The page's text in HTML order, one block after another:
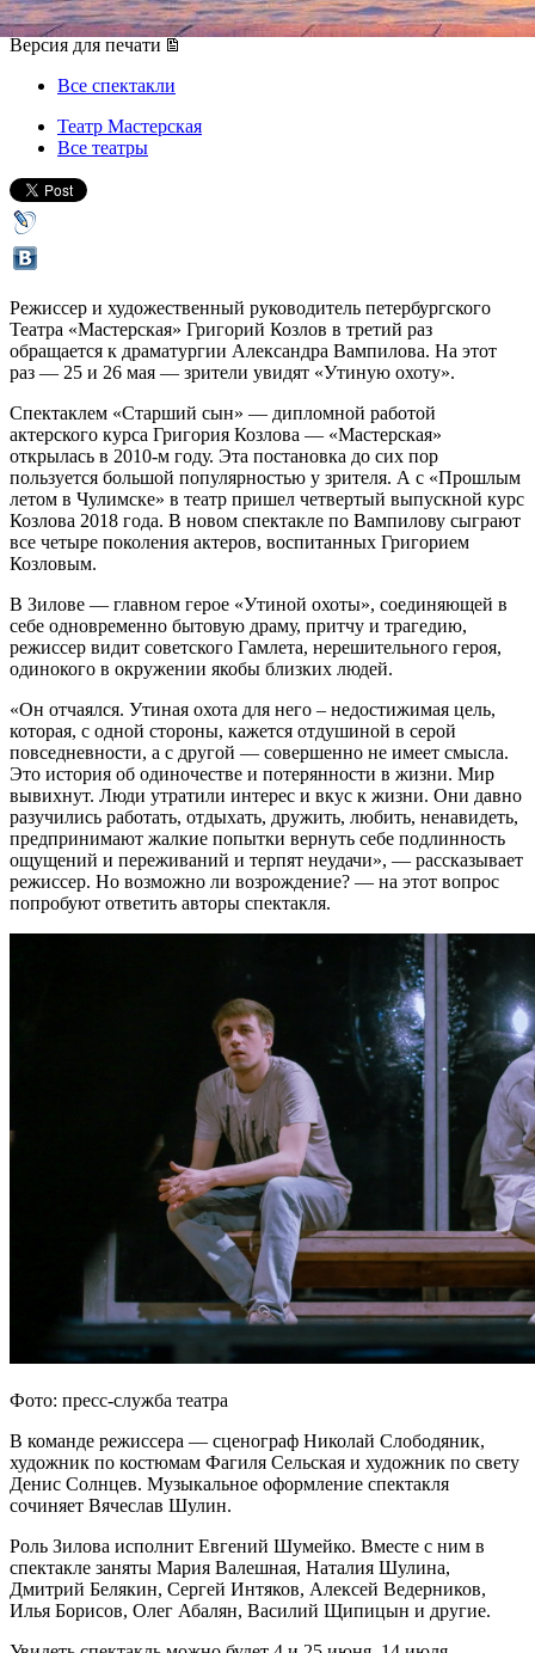
25 мая 2019, суббота-26 мая 2019, воскресенье
Версия для печати
Все спектакли
Театр Мастерская
Все театры
Режиссер и художественный руководитель петербургского
Театра «Мастерская» Григорий Козлов в третий раз
обращается к драматургии Александра Вампилова. На этот
раз — 25 и 26 мая — зрители увидят «Утиную охоту».
Спектаклем «Старший сын» — дипломной работой
актерского курса Григория Козлова — «Мастерская»
открылась в 2010-м году. Эта постановка до сих пор
пользуется большой популярностью у зрителя. А с «Прошлым
летом в Чулимске» в театр пришел четвертый выпускной курс
Козлова 2018 года. В новом спектакле по Вампилову сыграют
все четыре поколения актеров, воспитанных Григорием
Козловым.
В Зилове — главном герое «Утиной охоты», соединяющей в
себе одновременно бытовую драму, притчу и трагедию,
режиссер видит советского Гамлета, нерешительного героя,
одинокого в окружении якобы близких людей.
«Он отчаялся. Утиная охота для него – недостижимая цель,
которая, с одной стороны, кажется отдушиной в серой
повседневности, а с другой — совершенно не имеет смысла.
Это история об одиночестве и потерянности в жизни. Мир
вывихнут. Люди утратили интерес и вкус к жизни. Они давно
разучились работать, отдыхать, дружить, любить, ненавидеть,
предпринимают жалкие попытки вернуть себе подлинность
ощущений и переживаний и терпят неудачи», — рассказывает
режиссер. Но возможно ли возрождение? — на этот вопрос
попробуют ответить авторы спектакля.
Фото: пресс-служба театра
В команде режиссера — сценограф Николай Слободяник,
художник по костюмам Фагиля Сельская и художник по свету
Денис Солнцев. Музыкальное оформление спектакля
сочиняет Вячеслав Шулин.
Роль Зилова исполнит Евгений Шумейко. Вместе с ним в
спектакле заняты Мария Валешная, Наталия Шулина,
Дмитрий Белякин, Сергей Интяков, Алексей Ведерников,
Илья Борисов, Олег Абалян, Василий Щипицын и другие.